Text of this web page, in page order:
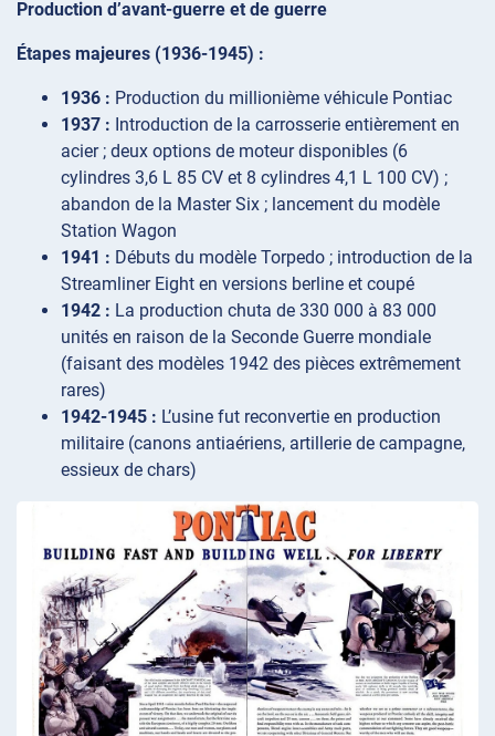
Production d’avant-guerre et de guerre
Étapes majeures (1936-1945) :
1936 : Production du millionième véhicule Pontiac
1937 : Introduction de la carrosserie entièrement en
acier ; deux options de moteur disponibles (6
cylindres 3,6 L 85 CV et 8 cylindres 4,1 L 100 CV) ;
abandon de la Master Six ; lancement du modèle
Station Wagon
1941 : Débuts du modèle Torpedo ; introduction de la
Streamliner Eight en versions berline et coupé
1942 : La production chuta de 330 000 à 83 000
unités en raison de la Seconde Guerre mondiale
(faisant des modèles 1942 des pièces extrêmement
rares)
1942-1945 : L’usine fut reconvertie en production
militaire (canons antiaériens, artillerie de campagne,
essieux de chars)